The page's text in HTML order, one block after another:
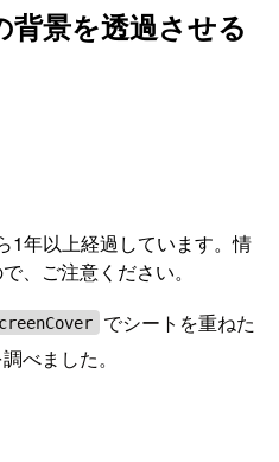
背景を透過させる
1年以上経過しています。情
、ご注意ください。
でシートを重ねた
べました。